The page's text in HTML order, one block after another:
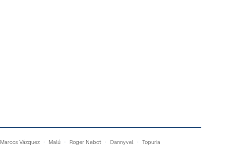
Marcos Vázquez Malú Roger Nebot Dannyvel Topuria